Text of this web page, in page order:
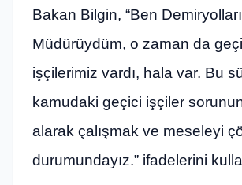
Bakan Bilgin, “Ben
Müdürüydüm, o zaman da
işçilerimiz vardı, hala var. Bu
kamudaki geçici işçiler
alarak çalışmak ve meseleyi
durumundayız.” ifadelerini